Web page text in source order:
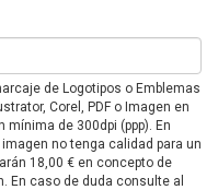
de Logotipos o Emblemas
Corel, PDF o Imagen en
mínima de 300dpi (ppp). En
no tenga calidad para un
18,00 € en concepto de
En caso de duda consulte al